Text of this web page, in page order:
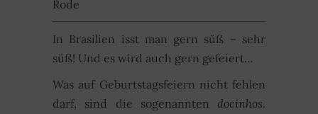
Rode
In Brasilien isst man gern süß – sehr
süß! Und es wird auch gern gefeiert…
Was auf Geburtstagsfeiern nicht fehlen
darf, sind die sogenannten docinhos.